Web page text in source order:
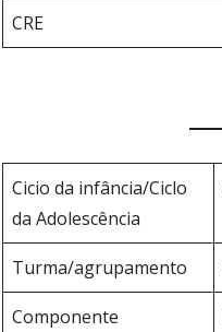
CRE
Cicio da infância/Ciclo
da Adolescência
Turma/agrupamento
Componente